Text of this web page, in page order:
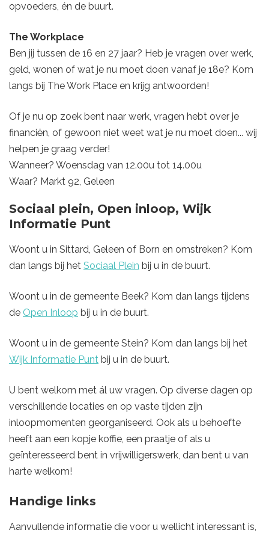
opvoeders, én de buurt.
The Workplace
Ben jij tussen de 16 en 27 jaar? Heb je vragen over werk,
geld, wonen of wat je nu moet doen vanaf je 18e? Kom
langs bij The Work Place en krijg antwoorden!
Of je nu op zoek bent naar werk, vragen hebt over je
financiën, of gewoon niet weet wat je nu moet doen... wij
helpen je graag verder!
Wanneer? Woensdag van 12.00u tot 14.00u
Waar? Markt 92, Geleen
Sociaal plein, Open inloop, Wijk
Informatie Punt
Woont u in Sittard, Geleen of Born en omstreken? Kom
dan langs bij het Sociaal Plein bij u in de buurt.
Woont u in de gemeente Beek? Kom dan langs tijdens
de Open Inloop bij u in de buurt.
Woont u in de gemeente Stein? Kom dan langs bij het
Wijk Informatie Punt bij u in de buurt.
U bent welkom met ál uw vragen. Op diverse dagen op
verschillende locaties en op vaste tijden zijn
inloopmomenten georganiseerd. Ook als u behoefte
heeft aan een kopje koffie, een praatje of als u
geïnteresseerd bent in vrijwilligerswerk, dan bent u van
harte welkom!
Handige links
Aanvullende informatie die voor u wellicht interessant is,